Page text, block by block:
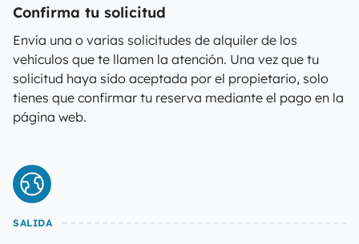
Confirma tu solicitud
Envía una o varias solicitudes de alquiler de los
vehículos que te llamen la atención. Una vez que tu
solicitud haya sido aceptada por el propietario, solo
tienes que confirmar tu reserva mediante el pago en la
página web.
SALIDA